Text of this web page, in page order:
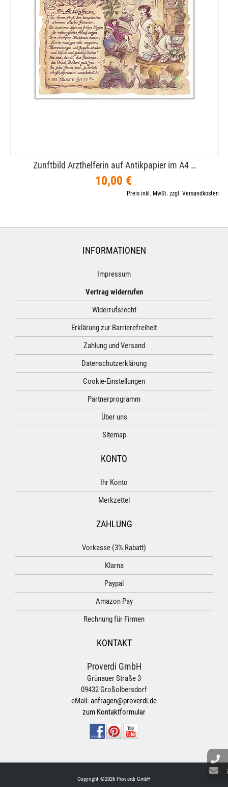
Zunftbild Arzthelferin auf Antikpapier im A4 …
10,00 €
Preis inkl. MwSt. zzgl. Versandkosten
INFORMATIONEN
Impressum
Vertrag widerrufen
Widerrufsrecht
Erklärung zur Barrierefreiheit
Zahlung und Versand
Datenschutzerklärung
Cookie-Einstellungen
Partnerprogramm
Über uns
Sitemap
KONTO
Ihr Konto
Merkzettel
ZAHLUNG
Vorkasse (3% Rabatt)
Klarna
Paypal
Amazon Pay
Rechnung für Firmen
KONTAKT
Proverdi GmbH
Grünauer Straße 3
09432 Großolbersdorf
eMail: anfragen@proverdi.de
zum Kontaktformular
Copyright ©2026 Proverdi GmbH